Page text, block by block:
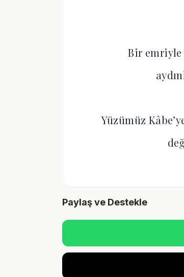
Bir emriyle
Yüzümüz
Paylaş ve Destekle